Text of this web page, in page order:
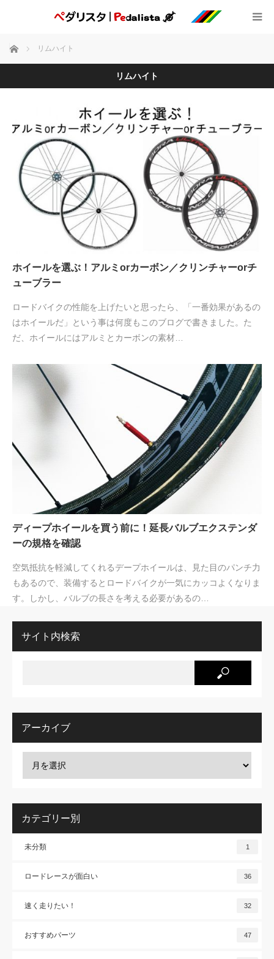
ホーム リムハイト
リムハイト
ホイールを選ぶ！アルミorカーボン／クリンチャーorチ
ューブラー
ロードバイクの性能を上げたいと思ったら、「一番効果があるの
はホイールだ」という事は何度もこのブログで書きました。た
だ、ホイールにはアルミとカーボンの素材…
ディープホイールを買う前に！延長バルブエクステンダ
ーの規格を確認
空気抵抗を軽減してくれるデープホイールは、見た目のパンチ力
もあるので、装備するとロードバイクが一気にカッコよくなりま
す。しかし、バルブの長さを考える必要があるの…
サイト内検索
アーカイブ
カテゴリー別
未分類 1
ロードレースが面白い 36
速く走りたい！ 32
おすすめパーツ 47